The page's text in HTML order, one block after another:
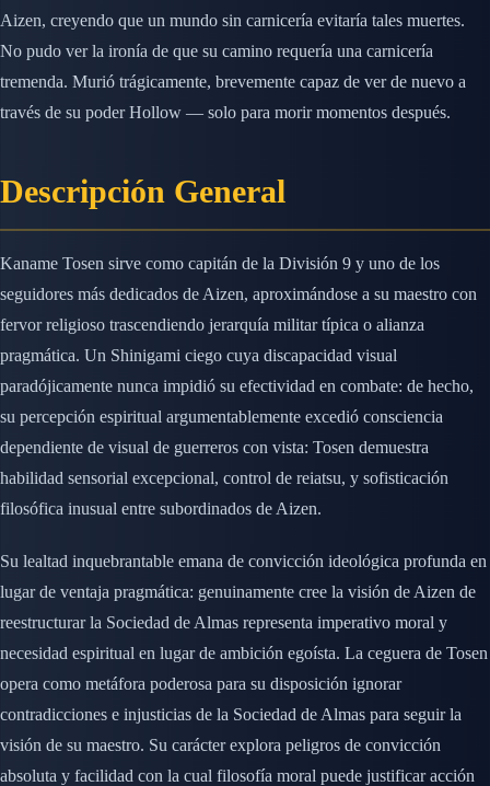
Aizen, creyendo que un mundo sin carnicería evitaría tales muertes.
No pudo ver la ironía de que su camino requería una carnicería
tremenda. Murió trágicamente, brevemente capaz de ver de nuevo a
través de su poder Hollow — solo para morir momentos después.
Descripción General
Kaname Tosen sirve como capitán de la División 9 y uno de los
seguidores más dedicados de Aizen, aproximándose a su maestro con
fervor religioso trascendiendo jerarquía militar típica o alianza
pragmática. Un Shinigami ciego cuya discapacidad visual
paradójicamente nunca impidió su efectividad en combate: de hecho,
su percepción espiritual argumentablemente excedió consciencia
dependiente de visual de guerreros con vista: Tosen demuestra
habilidad sensorial excepcional, control de reiatsu, y sofisticación
filosófica inusual entre subordinados de Aizen.
Su lealtad inquebrantable emana de convicción ideológica profunda en
lugar de ventaja pragmática: genuinamente cree la visión de Aizen de
reestructurar la Sociedad de Almas representa imperativo moral y
necesidad espiritual en lugar de ambición egoísta. La ceguera de Tosen
opera como metáfora poderosa para su disposición ignorar
contradicciones e injusticias de la Sociedad de Almas para seguir la
visión de su maestro. Su carácter explora peligros de convicción
absoluta y facilidad con la cual filosofía moral puede justificar acción